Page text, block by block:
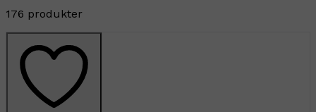
176 produkter